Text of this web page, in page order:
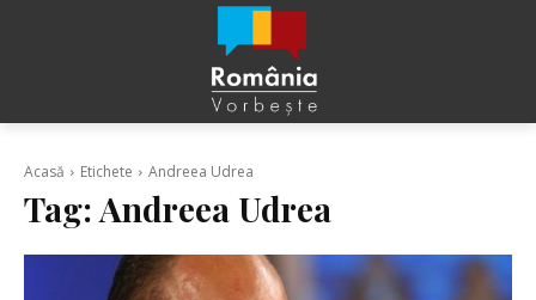
Acasă Etichete Andreea Udrea
Tag:Andreea Udrea